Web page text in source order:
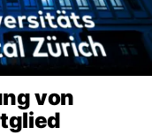
von